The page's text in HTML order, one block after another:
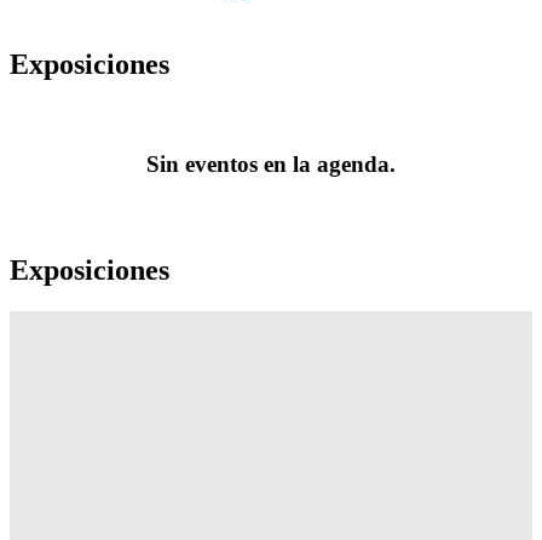
Exposiciones
Sin eventos en la agenda.
Exposiciones